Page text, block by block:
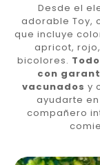
Desde el
adorable Toy,
que incluye
apricot,
bicolores.
con
vacunados y
ayudarte
compañero